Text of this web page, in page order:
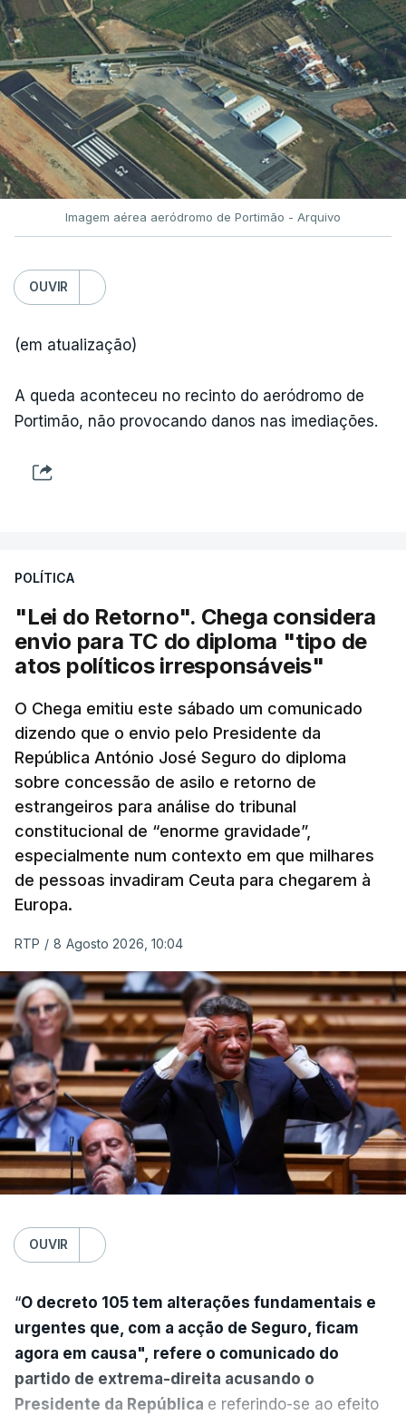
Imagem aérea aeródromo de Portimão - Arquivo
OUVIR
(em atualização)
A queda aconteceu no recinto do aeródromo de
Portimão, não provocando danos nas imediações.
POLÍTICA
"Lei do Retorno". Chega considera
envio para TC do diploma "tipo de
atos políticos irresponsáveis"
O Chega emitiu este sábado um comunicado
dizendo que o envio pelo Presidente da
República António José Seguro do diploma
sobre concessão de asilo e retorno de
estrangeiros para análise do tribunal
constitucional de “enorme gravidade”,
especialmente num contexto em que milhares
de pessoas invadiram Ceuta para chegarem à
Europa.
RTP / 8 Agosto 2026, 10:04
OUVIR
“O decreto 105 tem alterações fundamentais e
urgentes que, com a acção de Seguro, ficam
agora em causa", refere o comunicado do
partido de extrema-direita acusando o
Presidente da República e referindo-se ao efeito